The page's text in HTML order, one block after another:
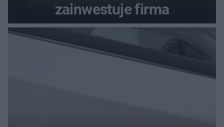
zainwestuje firma